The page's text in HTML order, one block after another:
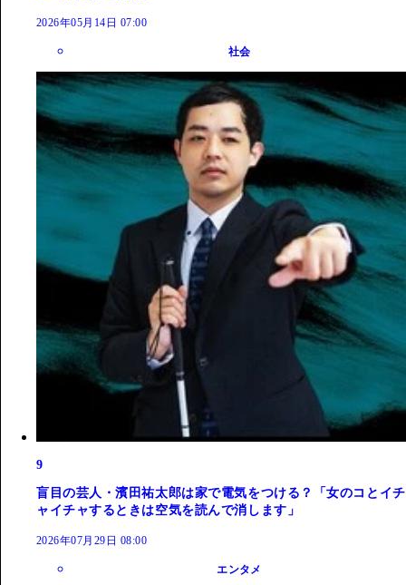
2026年05月14日 07:00
社会
9
盲目の芸人・濱田祐太郎は家で電気をつける？「女のコとイチ
ャイチャするときは空気を読んで消します」
2026年07月29日 08:00
エンタメ